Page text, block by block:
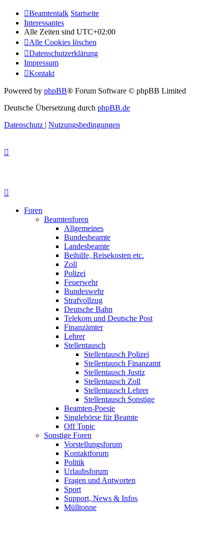
Beamtentalk Startseite
Interessantes
Alle Zeiten sind UTC+02:00
Alle Cookies löschen
Datenschutzerklärung
Impressum
Kontakt
Powered by phpBB® Forum Software © phpBB Limited
Deutsche Übersetzung durch phpBB.de
Datenschutz | Nutzungsbedingungen
Foren
Beamtenforen
Allgemeines
Bundesbeamte
Landesbeamte
Beihilfe, Reisekosten etc.
Zoll
Polizei
Feuerwehr
Bundeswehr
Strafvollzug
Deutsche Bahn
Telekom und Deutsche Post
Finanzämter
Lehrer
Stellentausch
Stellentausch Polizei
Stellentausch Finanzamt
Stellentausch Justiz
Stellentausch Zoll
Stellentausch Lehrer
Stellentausch Sonstige
Beamten-Poesie
Singlebörse für Beamte
Off Topic
Sonstige Foren
Vorstellungsforum
Kontaktforum
Politik
Urlaubsforum
Fragen und Antworten
Sport
Support, News & Infos
Mülltonne